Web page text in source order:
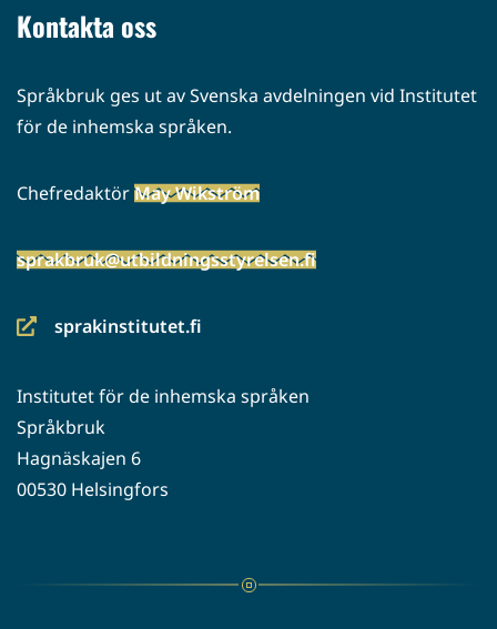
Kontakta oss
Språkbruk ges ut av Svenska avdelningen vid Institutet
för de inhemska språken.
ChefredaktörMay Wikström
sprakbruk@utbildningsstyrelsen.fi
sprakinstitutet.fi
(siirryt
palveluun)
Institutet för de inhemska språken
Språkbruk
Hagnäskajen 6
00530 Helsingfors